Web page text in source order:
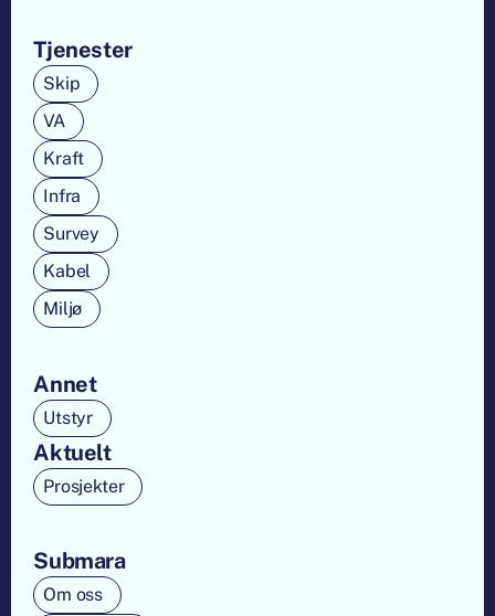
Tjenester
Skip
VA
Kraft
Infra
Survey
Kabel
Miljø
Annet
Utstyr
Aktuelt
Prosjekter
Submara
Om oss